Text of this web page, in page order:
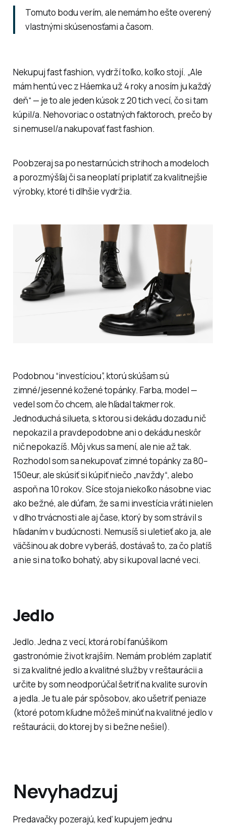
Tomuto bodu verím, ale nemám ho ešte overený
vlastnými skúsenosťami a časom.
Nekupuj fast fashion, vydrží toľko, koľko stojí. „Ale
mám hentú vec z Háemka už 4 roky a nosím ju každý
deň“ — je to ale jeden kúsok z 20 tich vecí, čo si tam
kúpil/a. Nehovoriac o ostatných faktoroch, prečo by
si nemusel/a nakupovať fast fashion.
Poobzeraj sa po nestarnúcich strihoch a modeloch
a porozmýšľaj či sa neoplatí priplatiť za kvalitnejšie
výrobky, ktoré ti dlhšie vydržia.
Podobnou “investíciou”, ktorú skúšam sú
zimné/jesenné kožené topánky. Farba, model —
vedel som čo chcem, ale hľadal takmer rok.
Jednoduchá silueta, s ktorou si dekádu dozadu nič
nepokazil a pravdepodobne ani o dekádu neskôr
nič nepokazíš. Môj vkus sa mení, ale nie až tak.
Rozhodol som sa nekupovať zimné topánky za 80–
150eur, ale skúsiť si kúpiť niečo „navždy“, alebo
aspoň na 10 rokov. Síce stoja niekoľko násobne viac
ako bežné, ale dúfam, že sa mi investícia vráti nielen
v dlho trvácnosti ale aj čase, ktorý by som strávil s
hľadaním v budúcnosti. Nemusíš si uletieť ako ja, ale
väčšinou ak dobre vyberáš, dostávaš to, za čo platíš
a nie si na toľko bohatý, aby si kupoval lacné veci.
Jedlo
Jedlo. Jedna z vecí, ktorá robí fanúšikom
gastronómie život krajším. Nemám problém zaplatiť
si za kvalitné jedlo a kvalitné služby v reštaurácii a
určite by som neodporúčal šetriť na kvalite surovín
a jedla. Je tu ale pár spôsobov, ako ušetriť peniaze
(ktoré potom kľudne môžeš minúť na kvalitné jedlo v
reštaurácii, do ktorej by si bežne nešiel).
Nevyhadzuj
Predavačky pozerajú, keď kupujem jednu